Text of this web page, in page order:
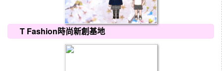
T Fashion時尚新創基地